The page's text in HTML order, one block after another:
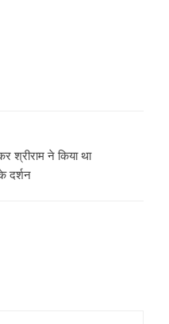
श्रीराम ने किया था
दर्शन